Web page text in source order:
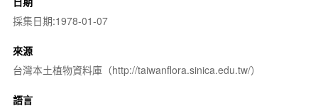
採集日期:1978-01-07
來源
台灣本土植物資料庫（http://taiwanflora.sinica.edu.tw/）
語言